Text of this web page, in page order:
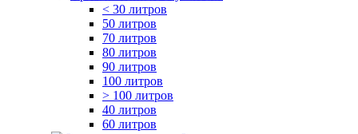
< 30 литров
50 литров
70 литров
80 литров
90 литров
100 литров
> 100 литров
40 литров
60 литров